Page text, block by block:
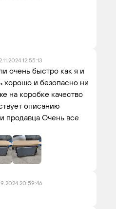
12:55:13
очень быстро как я и
хорошо и безопасно ни
на коробке качество
описанию
продавца Очень все
20:59:46